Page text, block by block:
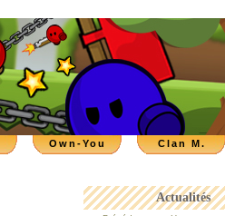
Clan M.
Own-You
Actualités